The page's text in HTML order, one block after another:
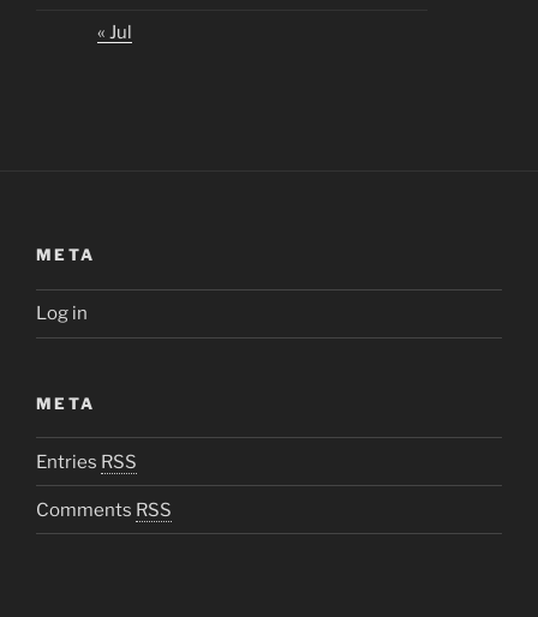
« Jul
META
Log in
META
Entries RSS
Comments RSS